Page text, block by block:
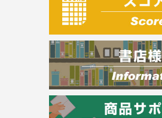
危険物取扱者
消防設備士
登録販売者
その他資格試験